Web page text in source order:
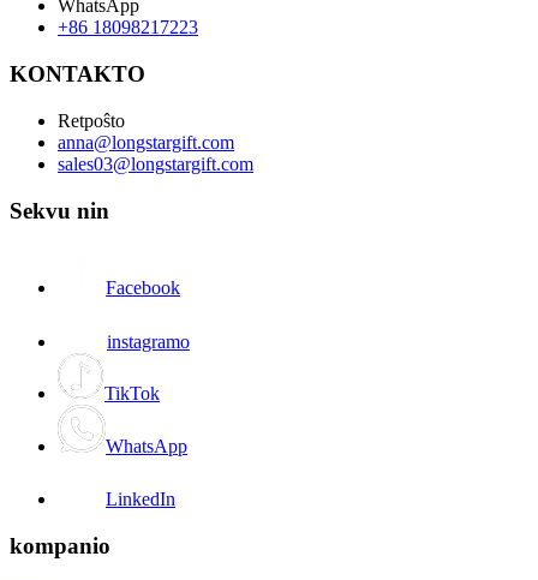
WhatsApp
+86 18098217223
KONTAKTO
Retpoŝto
anna@longstargift.com
sales03@longstargift.com
Sekvu nin
Facebook
instagramo
TikTok
WhatsApp
LinkedIn
kompanio